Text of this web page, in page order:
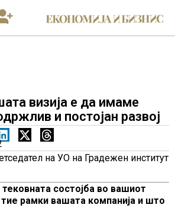
визија е да имаме
и постојан развој
на УО на Градежен институт
тековната состојба во вашиот
рамки вашата компанија и што